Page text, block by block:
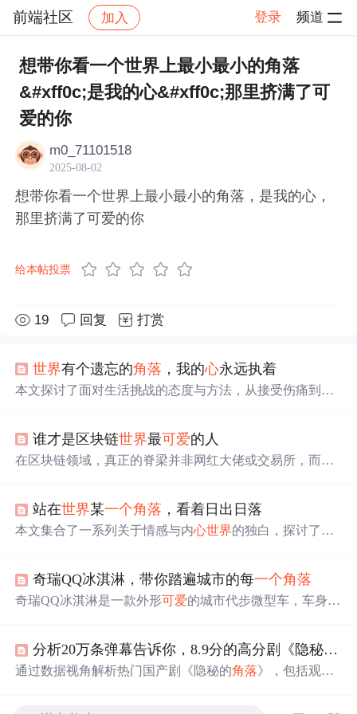
前端社区 加入 登录 频道
社区 前端社区 感慨 帖子详情
想带你看一个世界上最小最小的角落
&#xff0c;是我的心&#xff0c;那里挤满了可
爱的你
m0_71101518
2025-08-02
想带你看一个世界上最小最小的角落，是我的心，
那里挤满了可爱的你
给本帖投票
19 回复 打赏
世界有个遗忘的角落 ，我的心永远执着
本文探讨了面对生活挑战的态度与方法，从接受伤痛到自
谁才是区块链世界最可爱的人
在区块链领域，真正的脊梁并非网红大佬或交易所，而是
位，致力于将分布式存储技术带入现实生活的每
。
站在世界某一个角落 ，看着日出日落
本文集合了一系列关于情感与内心世界的独白，探讨了人
奇瑞QQ冰淇淋，带你踏遍城市的每一个角落
奇瑞QQ冰淇淋是一款外形可爱的城市代步微型车，车身小
酸铁锂电池组，续航里程120km和170km，适合日常通勤使
用。
分析20万条弹幕告诉你，8.9分的高分剧《隐秘的
通过数据视角解析热门国产剧《隐秘的角落》，包括观众